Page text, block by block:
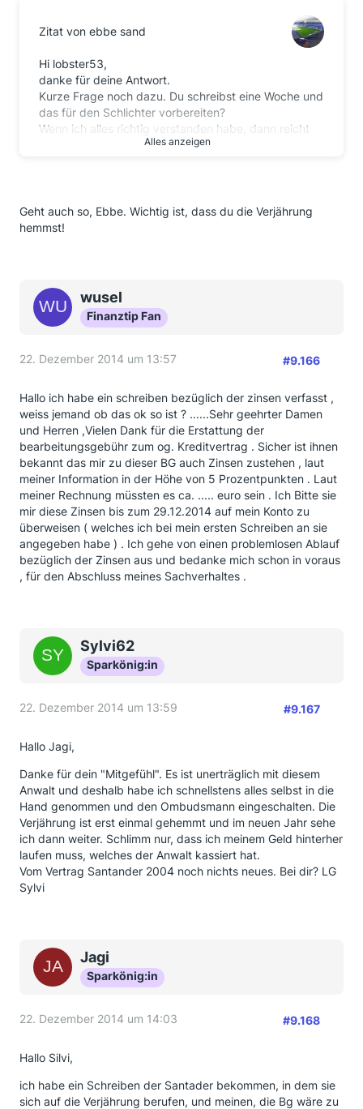
Zitat von ebbe sand
Hi lobster53,
danke für deine Antwort.
Kurze Frage noch dazu. Du schreibst eine Woche und
das für den Schlichter vorbereiten?
Wenn ich alles richtig verstanden habe, dann reicht
das Schreiben an die Bank doch nicht alleine aus um
Dann könnte ich also auch der Bank eine 3
Wochenfrist geben, da die Hemmung der Verjährung
Alles anzeigen
Geht auch so, Ebbe. Wichtig ist, dass du die Verjährung
hemmst!
wusel
Finanztip Fan
22. Dezember 2014 um 13:57 #9.166
Hallo ich habe ein schreiben bezüglich der zinsen verfasst ,
weiss jemand ob das ok so ist ? ......Sehr geehrter Damen
und Herren ,Vielen Dank für die Erstattung der
bearbeitungsgebühr zum og. Kreditvertrag . Sicher ist ihnen
bekannt das mir zu dieser BG auch Zinsen zustehen , laut
meiner Information in der Höhe von 5 Prozentpunkten . Laut
meiner Rechnung müssten es ca. ..... euro sein . Ich Bitte sie
mir diese Zinsen bis zum 29.12.2014 auf mein Konto zu
überweisen ( welches ich bei mein ersten Schreiben an sie
angegeben habe ) . Ich gehe von einen problemlosen Ablauf
bezüglich der Zinsen aus und bedanke mich schon in voraus
, für den Abschluss meines Sachverhaltes .
Sylvi62
Sparkönig:in
22. Dezember 2014 um 13:59 #9.167
Hallo Jagi,
Danke für dein "Mitgefühl". Es ist unerträglich mit diesem
Anwalt und deshalb habe ich schnellstens alles selbst in die
Hand genommen und den Ombudsmann eingeschalten. Die
Verjährung ist erst einmal gehemmt und im neuen Jahr sehe
ich dann weiter. Schlimm nur, dass ich meinem Geld hinterher
laufen muss, welches der Anwalt kassiert hat.
Vom Vertrag Santander 2004 noch nichts neues. Bei dir? LG
Sylvi
Jagi
Sparkönig:in
22. Dezember 2014 um 14:03 #9.168
Hallo Silvi,
ich habe ein Schreiben der Santader bekommen, in dem sie
sich auf die Verjährung berufen, und meinen, die Bg wäre zu